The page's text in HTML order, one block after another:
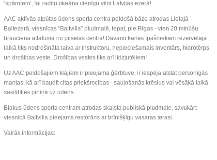
‘spārniem’, lai radītu okeāna cienīgu vilni Latvijas ezerā!
AAC aktīvās atpūtas ūdens sporta centra peldošā bāze atrodas Lielajā
Baltezerā, viesnīcas “Baltvilla” pludmalē, tepat, pie Rīgas - vien 20 minūšu
brauciena attālumā no pilsētas centra! Dāvanu kartes īpašniekam rezervētajā
laikā tiks nodrošināta laiva ar instruktoru, nepieciešamais inventārs, hidrotērps
un drošības veste. Drošības vestes tiks arī līdzjutējiem!
Uz AAC peldošajiem klājiem ir pieejama ģērbtuve, ir iespēja atstāt personīgās
mantas, kā arī baudīt citas priekšrocības - sauļošanās krēslus vai vēsākā laikā
sasildīties pirtiņā uz ūdens.
Blakus ūdens sporta centram atrodas skaista publiskā pludmale, savukārt
viesnīcā Baltvilla pieejams restorāns ar brīnišķīgu vasaras terasi.
Vairāk informācijas: